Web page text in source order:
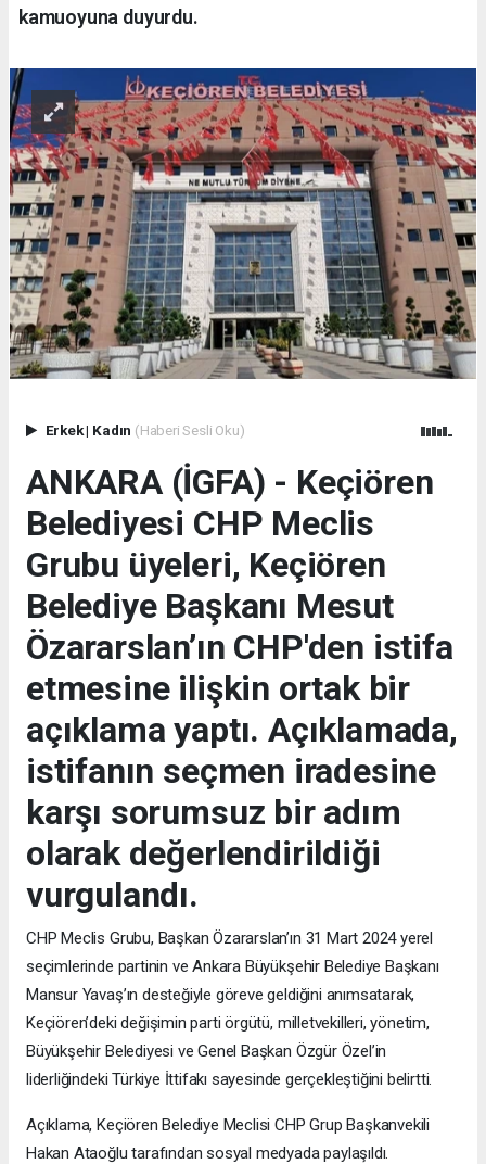
kamuoyuna duyurdu.
Erkek| Kadın (Haberi Sesli Oku)
ANKARA (İGFA) - Keçiören
Belediyesi CHP Meclis
Grubu üyeleri, Keçiören
Belediye Başkanı Mesut
Özararslan’ın CHP'den istifa
etmesine ilişkin ortak bir
açıklama yaptı. Açıklamada,
istifanın seçmen iradesine
karşı sorumsuz bir adım
olarak değerlendirildiği
vurgulandı.
CHP Meclis Grubu, Başkan Özararslan’ın 31 Mart 2024 yerel
seçimlerinde partinin ve Ankara Büyükşehir Belediye Başkanı
Mansur Yavaş’ın desteğiyle göreve geldiğini anımsatarak,
Keçiören’deki değişimin parti örgütü, milletvekilleri, yönetim,
Büyükşehir Belediyesi ve Genel Başkan Özgür Özel’in
liderliğindeki Türkiye İttifakı sayesinde gerçekleştiğini belirtti.
Açıklama, Keçiören Belediye Meclisi CHP Grup Başkanvekili
Hakan Ataoğlu tarafından sosyal medyada paylaşıldı.